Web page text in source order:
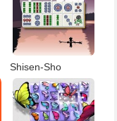
Shisen-Sho